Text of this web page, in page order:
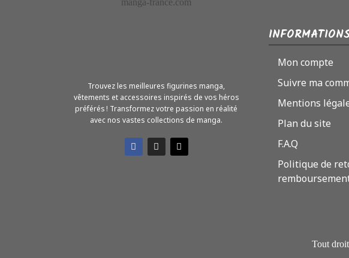
Trouvez les meilleures figurines manga,
vêtements et accessoires inspirés de vos héros
préférés ! Transformez votre passion en réalité
avec nos vastes collections de manga.
Mon compte
Suivre ma
Mentions
Plan du site
F.A.Q
Politique de
Tout